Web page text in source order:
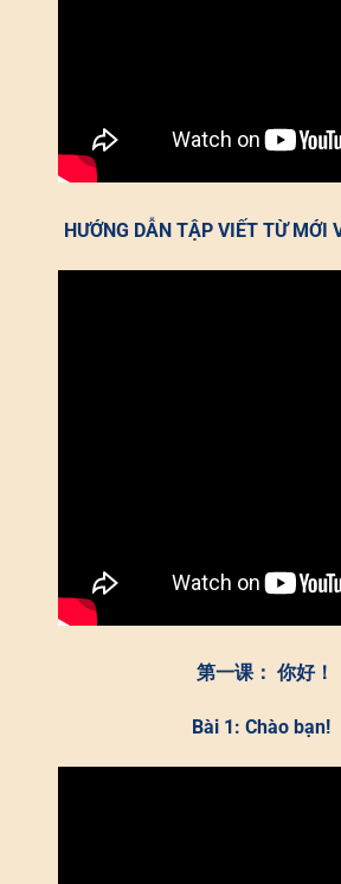
HƯỚNG DẪN TẬP VIẾT TỪ MỚI
第一课： 你好！
Bài 1: Chào bạn!